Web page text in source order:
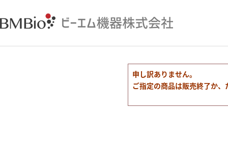
申し訳ありません。
ご指定の商品は販売終了か